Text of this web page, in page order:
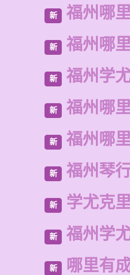
新 福州哪
新 福州哪
新 福州学
新 福州哪
新 福州哪
新 福州琴
新 学尤克
新 福州学
新 哪里有